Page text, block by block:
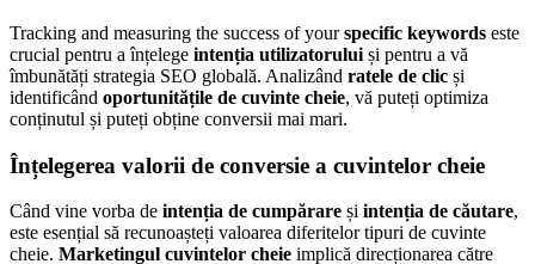
Tracking and measuring the success of yourspecific keywords este
crucial pentru a înțelege intenția utilizatorului și pentru a vă
îmbunătăți strategia SEO globală. Analizând ratele de clic și
identificând oportunitățile de cuvinte cheie, vă puteți optimiza
conținutul și puteți obține conversii mai mari.
Înțelegerea valorii de conversie a cuvintelor cheie
Când vine vorba de intenția de cumpărare și intenția de căutare,
este esențial să recunoașteți valoarea diferitelor tipuri de cuvinte
cheie. Marketingul cuvintelor cheie implică direcționarea către